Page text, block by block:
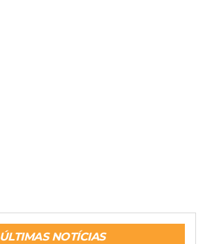
ÚLTIMAS NOTÍCIAS